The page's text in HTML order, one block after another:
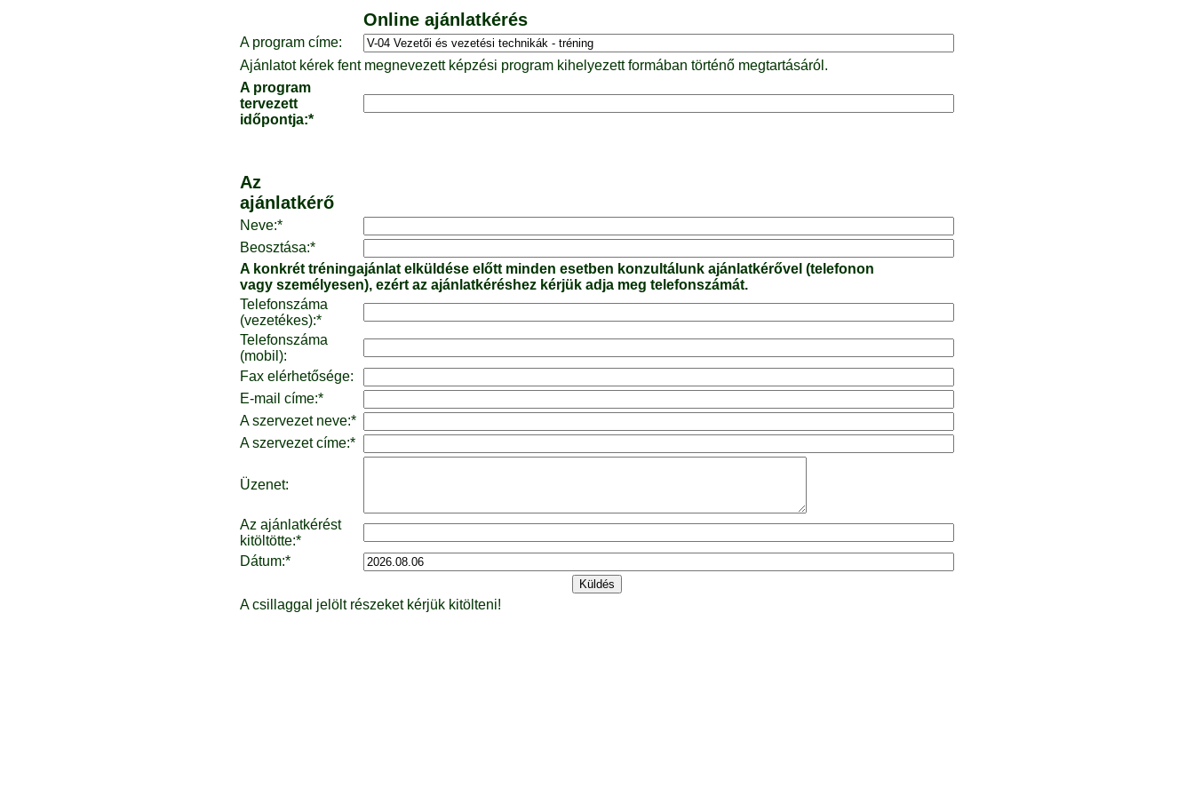
Online ajánlatkérés
A program címe:
Ajánlatot kérek fent megnevezett képzési program kihelyezett formában történő megtartásáról.
A program
tervezett
időpontja:*
Az
ajánlatkérő
Neve:*
Beosztása:*
A konkrét tréningajánlat elküldése előtt minden esetben konzultálunk ajánlatkérővel (telefonon
vagy személyesen), ezért az ajánlatkéréshez kérjük adja meg telefonszámát.
Telefonszáma
(vezetékes):*
Telefonszáma
(mobil):
Fax elérhetősége:
E-mail címe:*
A szervezet neve:*
A szervezet címe:*
Üzenet:
Az ajánlatkérést
kitöltötte:*
Dátum:*
A csillaggal jelölt részeket kérjük kitölteni!